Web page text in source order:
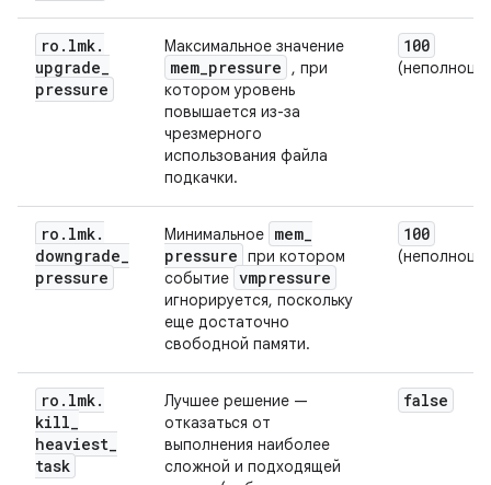
ro . lmk.
upgrade_
pressure
Максимальное значение
mem_pressure
, при
котором уровень
повышается из-за
чрезмерного
использования файла
подкачки.
100
ro . lmk.
downgrade_
pressure
Минимальное mem_
pressure при котором
событие vmpressure
игнорируется, поскольку
еще достаточно
свободной памяти.
100
ro . lmk.
kill_
heaviest_
task
Лучшее решение —
отказаться от
выполнения наиболее
сложной и подходящей
false